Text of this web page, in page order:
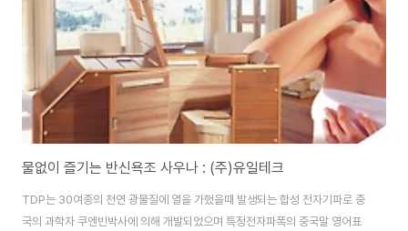
물없이 즐기는 반신욕조 사우나 : (주)유일테크
TDP는 30여종의 천연 광물질에 열을 가했을때 발생되는 합성 전자기파로 중
국의 과학자 쿠엔빈박사에 의해 개발되었으며 특정전자파폭의 중국말 영어표